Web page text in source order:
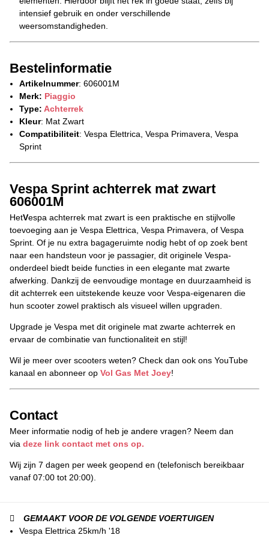
intensief gebruik en onder verschillende
weersomstandigheden.
Bestelinformatie
Artikelnummer: 606001M
Merk: Piaggio
Type: Achterrek
Kleur: Mat Zwart
Compatibiliteit: Vespa Elettrica, Vespa Primavera, Vespa
Sprint
Vespa Sprint achterrek mat zwart
606001M
HetVespa achterrek mat zwart is een praktische en stijlvolle
toevoeging aan je Vespa Elettrica, Vespa Primavera, of Vespa
Sprint. Of je nu extra bagageruimte nodig hebt of op zoek bent
naar een handsteun voor je passagier, dit originele Vespa-
onderdeel biedt beide functies in een elegante mat zwarte
afwerking. Dankzij de eenvoudige montage en duurzaamheid is
dit achterrek een uitstekende keuze voor Vespa-eigenaren die
hun scooter zowel praktisch als visueel willen upgraden.
Upgrade je Vespa met dit originele mat zwarte achterrek en
ervaar de combinatie van functionaliteit en stijl!
Wil je meer over scooters weten? Check dan ook ons YouTube
kanaal en abonneer op Vol Gas Met Joey!
Contact
Meer informatie nodig of heb je andere vragen? Neem dan
via deze link contact met ons op.
Wij zijn 7 dagen per week geopend en (telefonisch bereikbaar
vanaf 07:00 tot 20:00).
GEMAAKT VOOR DE VOLGENDE VOERTUIGEN
Vespa Elettrica 25km/h '18